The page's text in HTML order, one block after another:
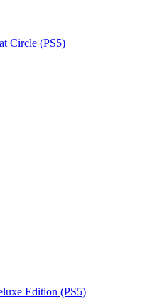
Circle (PS5)
Edition (PS5)